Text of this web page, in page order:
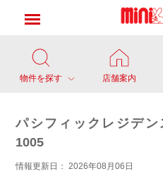
物件を探す 店舗案内
パシフィックレジデン
1005
情報更新日： 2026年08月06日